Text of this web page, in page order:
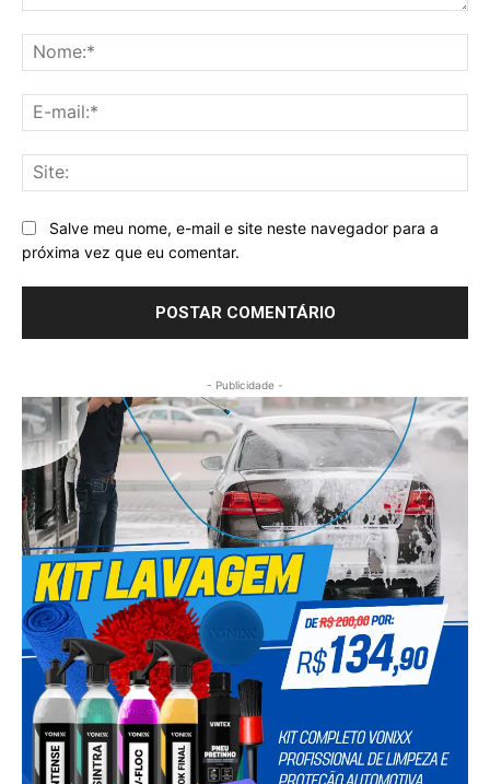
Salve meu nome, e-mail e site neste navegador para a
próxima vez que eu comentar.
- Publicidade -